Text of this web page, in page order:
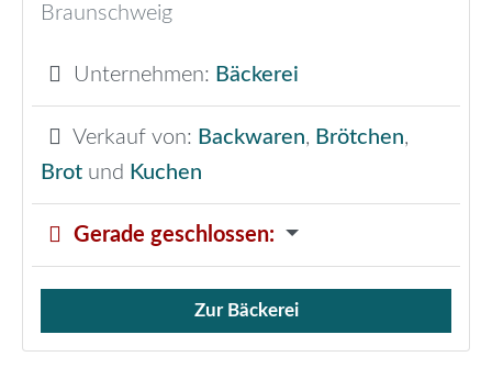
Braunschweig
Unternehmen: Bäckerei
Verkauf von: Backwaren, Brötchen,
Brot und Kuchen
Gerade geschlossen:
Verkauf von Brötchen,
Zur Bäckerei